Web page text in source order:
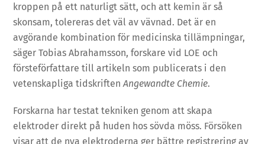
kroppen på ett naturligt sätt, och att kemin är så
skonsam, tolereras det väl av vävnad. Det är en
avgörande kombination för medicinska tillämpningar,
säger Tobias Abrahamsson, forskare vid LOE och
försteförfattare till artikeln som publicerats i den
vetenskapliga tidskriftenAngewandte Chemie.
Forskarna har testat tekniken genom att skapa
elektroder direkt på huden hos sövda möss. Försöken
visar att de nya elektroderna ger bättre registrering av